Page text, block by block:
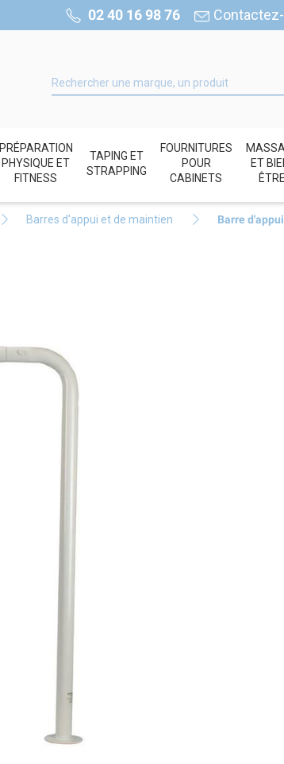
02 40 16 98 76
PRÉPARATION
PHYSIQUE ET
FITNESS
TAPING ET
STRAPPING
FOURNITURES
POUR
CABINETS
ET
ÊTRE
Barres d'appui et de maintien Barre